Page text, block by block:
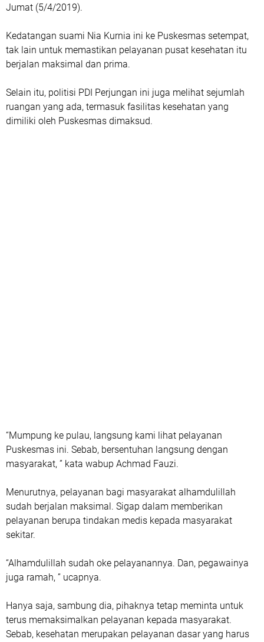
Jumat (5/4/2019).
Kedatangan suami Nia Kurnia ini ke Puskesmas setempat,
tak lain untuk memastikan pelayanan pusat kesehatan itu
berjalan maksimal dan prima.
Selain itu, politisi PDI Perjungan ini juga melihat sejumlah
ruangan yang ada, termasuk fasilitas kesehatan yang
dimiliki oleh Puskesmas dimaksud.
“Mumpung ke pulau, langsung kami lihat pelayanan
Puskesmas ini. Sebab, bersentuhan langsung dengan
masyarakat, ” kata wabup Achmad Fauzi.
Menurutnya, pelayanan bagi masyarakat alhamdulillah
sudah berjalan maksimal. Sigap dalam memberikan
pelayanan berupa tindakan medis kepada masyarakat
sekitar.
“Alhamdulillah sudah oke pelayanannya. Dan, pegawainya
juga ramah, ” ucapnya.
Hanya saja, sambung dia, pihaknya tetap meminta untuk
terus memaksimalkan pelayanan kepada masyarakat.
Sebab, kesehatan merupakan pelayanan dasar yang harus